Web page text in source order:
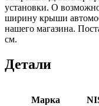
установки. О
ширину крыши
нашего магазина.
см.
Детали
Марка